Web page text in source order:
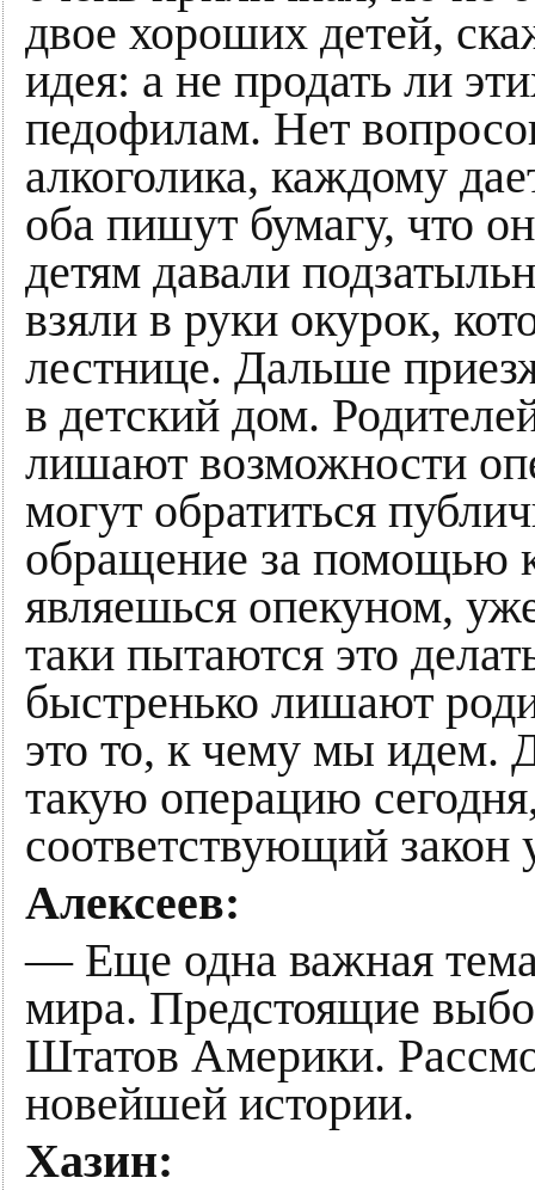
двое хороших детей,
идея: а не продать ли
педофилам. Нет
алкоголика, каждому
оба пишут бумагу, что
детям давали
взяли в руки окурок,
лестнице. Дальше
в детский дом.
лишают возможности
могут обратиться
обращение за помощью
являешься опекуном,
таки пытаются это
быстренько лишают
это то, к чему мы идем.
такую операцию
соответствующий закон
Алексеев:
— Еще одна важная
мира. Предстоящие
Штатов Америки.
новейшей истории.
Хазин: